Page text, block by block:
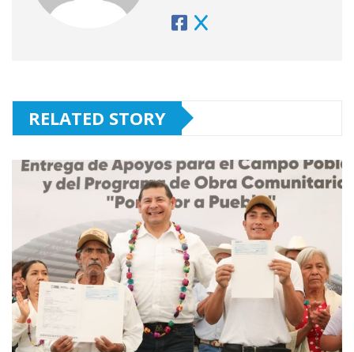
RELATED STORY